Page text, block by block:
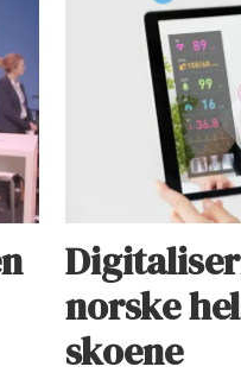
norske
skoene